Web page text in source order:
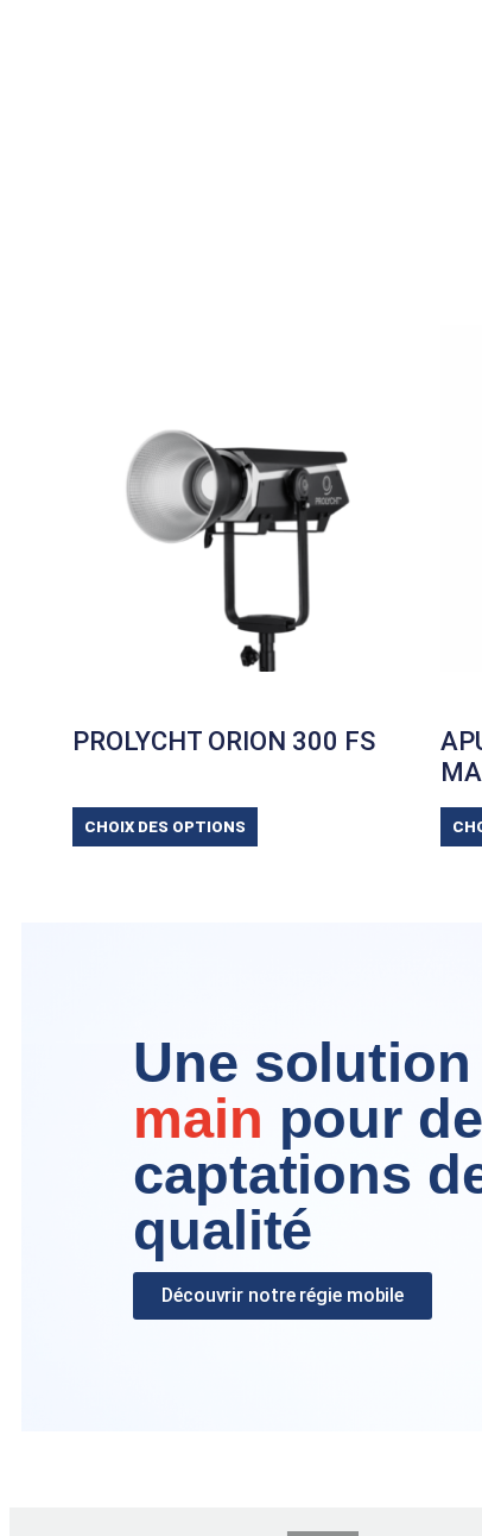
PROLYCHT ORION 300 FS
CHOIX DES OPTIONS
Une solution
main pour
captations
qualité
Découvrir notre régie mobile